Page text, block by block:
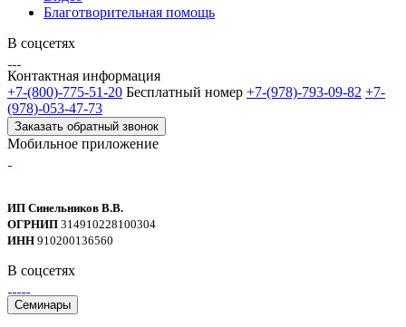
Благотворительная помощь
В соцсетях
Контактная информация
+7-(800)-775-51-20 Бесплатный номер +7-(978)-793-09-82 +7-
(978)-053-47-73
Заказать обратный звонок
Мобильное приложение
ИП Синельников В.В.
ОГРНИП 314910228100304
ИНН 910200136560
В соцсетях
Семинары